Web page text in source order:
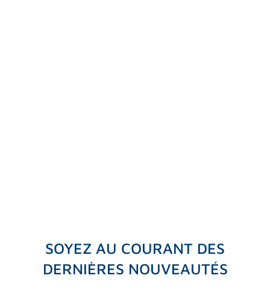
SOYEZ AU COURANT DES
DERNIÈRES NOUVEAUTÉS